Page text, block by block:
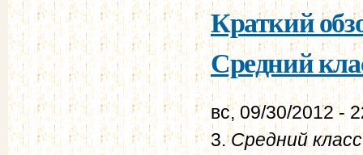
Краткий
Средний
вс, 09/30/2012 -
3.Средний класс